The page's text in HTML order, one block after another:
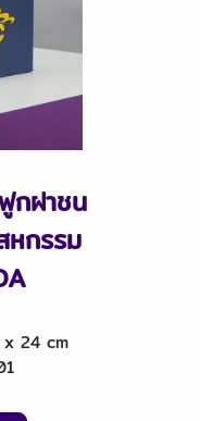
กฝาชน
หกรรม
24 cm